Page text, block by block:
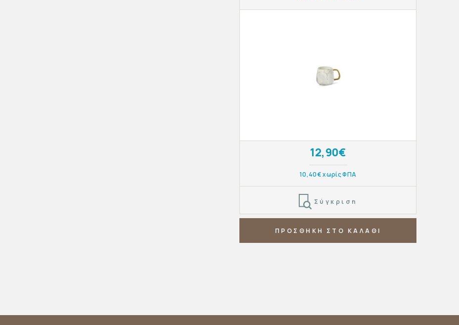
12,90€
10,40€ χωρίς ΦΠΑ
Σύγκριση
ΠΡΟΣΘΗΚΗ ΣΤΟ ΚΑΛΑΘΙ